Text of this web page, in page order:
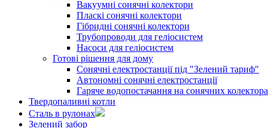
Вакуумні сонячні колектори
Пласкі сонячні колектори
Гібридні сонячні колектори
Трубопроводи для геліосистем
Насоси для геліосистем
Готові рішення для дому
Сонячні електростанції під "Зелений тариф"
Автономні сонячні електростанції
Гаряче водопостачання на сонячних
Твердопаливні котли
Сталь в рулонах
Зелений забор